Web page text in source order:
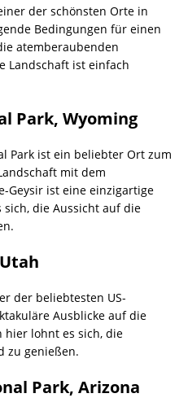
der schönsten Orte in
Bedingungen für einen
atemberaubenden
Landschaft ist einfach
Park, Wyoming
Park ist ein beliebter Ort zum
mit dem
Geysir ist eine einzigartige
die Aussicht auf die
der beliebtesten US-
Ausblicke auf die
hier lohnt es sich, die
zu genießen.
Park, Arizona